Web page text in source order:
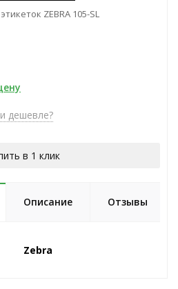
ZEBRA 105-SL
дешевле?
в 1 клик
Описание Отзывы
Zebra